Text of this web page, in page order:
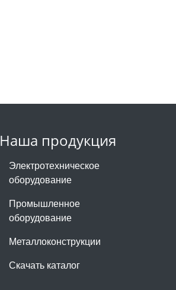
Наша продукция
Электротехническое
оборудование
Промышленное
оборудование
Металлоконструкции
Скачать каталог